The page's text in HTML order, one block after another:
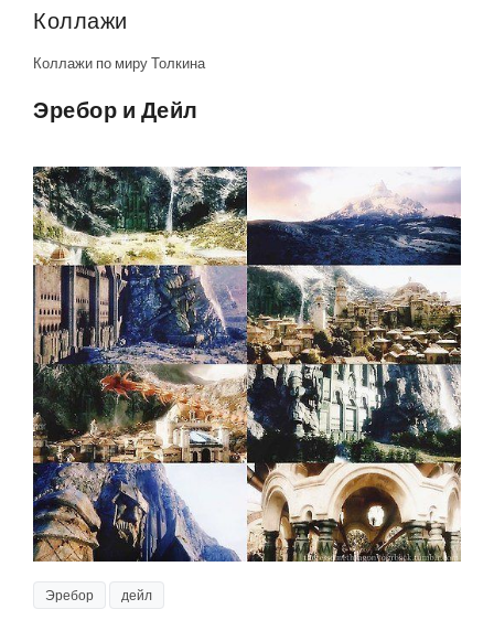
Коллажи
Коллажи по миру Толкина
Эребор и Дейл
Эребор дейл